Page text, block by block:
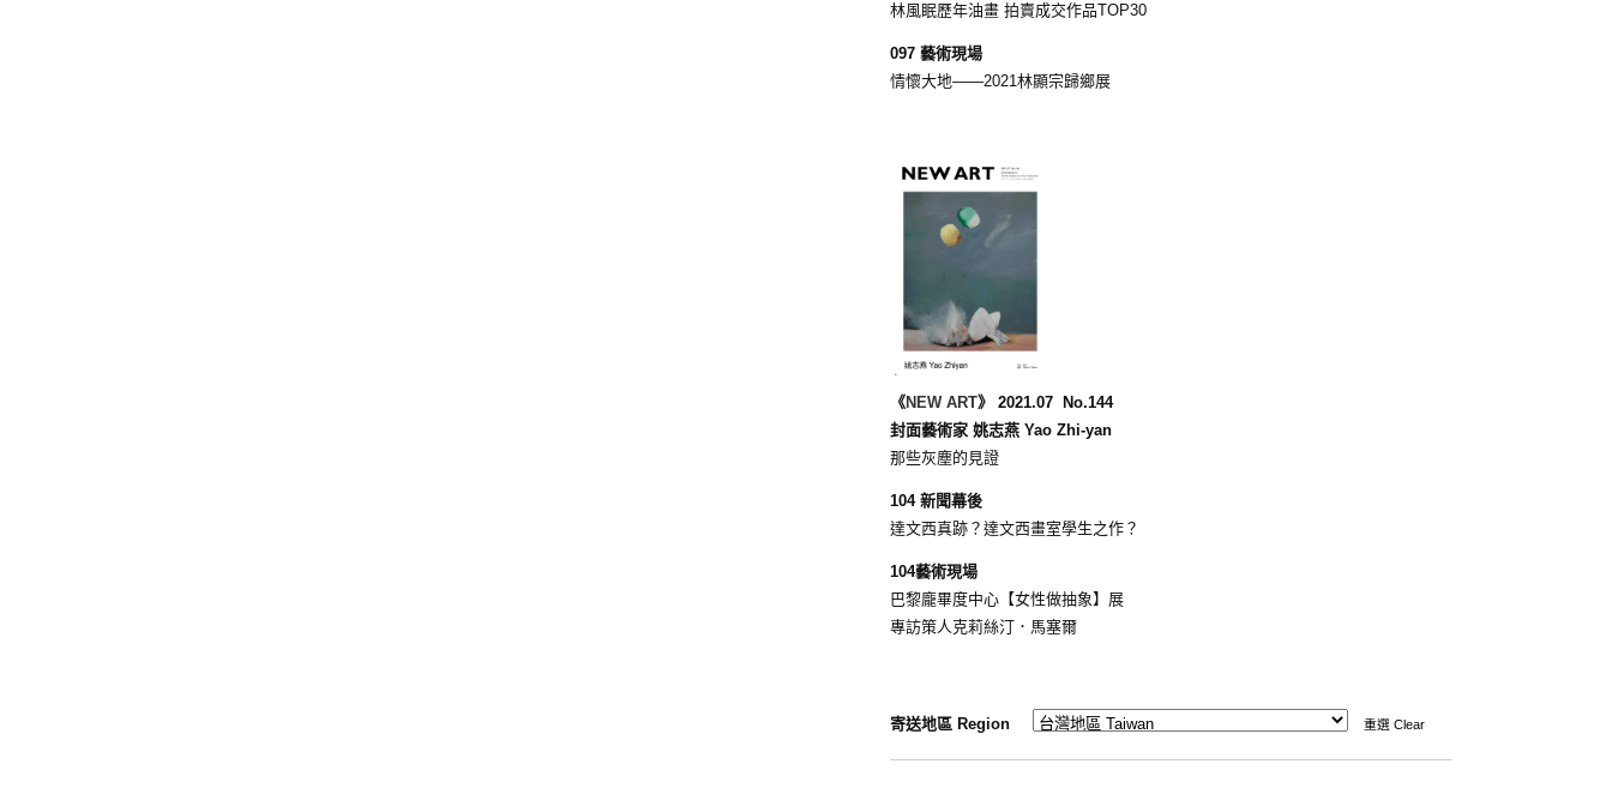
林風眠歷年油畫 拍賣成交作品TOP30
097 藝術現場
情懷大地——2021林顯宗歸鄉展
《NEW ART》 2021.07 No.144
封面藝術家 姚志燕 Yao Zhi-yan
那些灰塵的見證
104 新聞幕後
達文西真跡？達文西畫室學生之作？
104藝術現場
巴黎龐畢度中心【女性做抽象】展
專訪策人克莉絲汀．馬塞爾
寄送地區 Region 重選 Clear